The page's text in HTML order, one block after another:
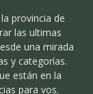
provincia de
las ultimas
una mirada
y categorías.
están en la
para vos.